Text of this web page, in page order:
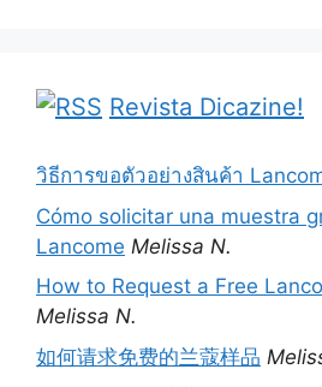
Revista Dicazine!
วิธีการขอตัวอย่างสินค้า
Cómo solicitar una muestra
Lancome Melissa N.
How to Request a Free
Melissa N.
如何请求免费的兰蔻样品